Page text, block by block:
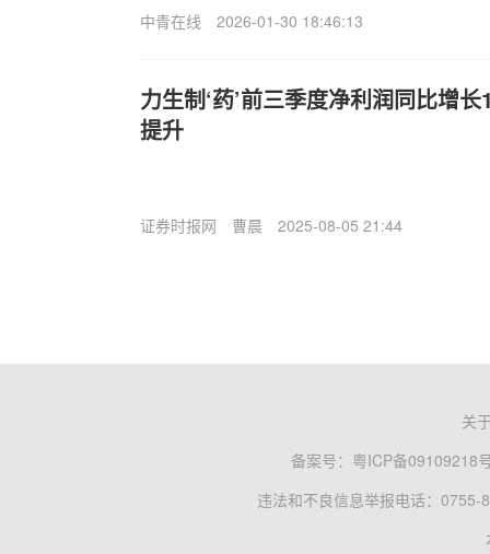
中青在线 2026-01-30 18:46:13
力生制‘药’前三季度净利润同比增
提升
证券时报网 曹晨 2025-08-05 21:44
关
备案号： 粤ICP备09109218
违法和不良信息举报电话：0755-